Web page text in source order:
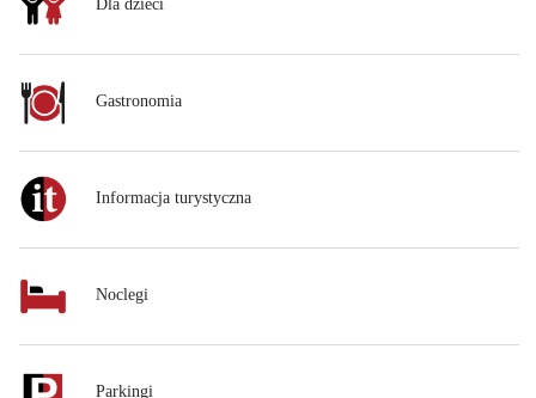
Dla dzieci
Gastronomia
Informacja turystyczna
Noclegi
Parkingi